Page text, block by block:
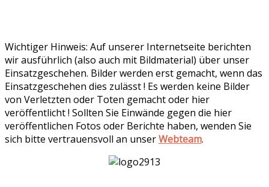
Wichtiger Hinweis: Auf unserer Internetseite berichten
wir ausführlich (also auch mit Bildmaterial) über unser
Einsatzgeschehen. Bilder werden erst gemacht, wenn das
Einsatzgeschehen dies zulässt ! Es werden keine Bilder
von Verletzten oder Toten gemacht oder hier
veröffentlicht ! Sollten Sie Einwände gegen die hier
veröffentlichen Fotos oder Berichte haben, wenden Sie
sich bitte vertrauensvoll an unserWebteam.